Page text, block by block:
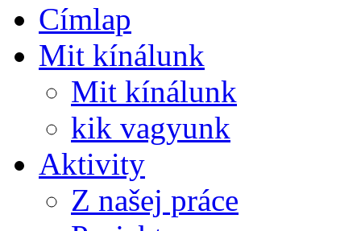
Címlap
Mit kínálunk
Mit kínálunk
kik vagyunk
Aktivity
Z našej práce